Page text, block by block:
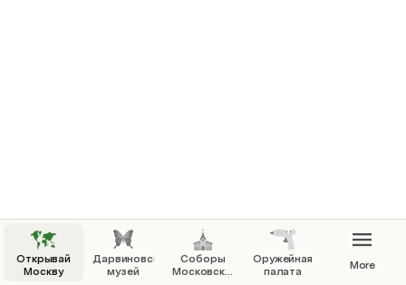
Открывай
Москву
Дарвиновский
музей
Соборы
Московского
Оружейная
палата
More